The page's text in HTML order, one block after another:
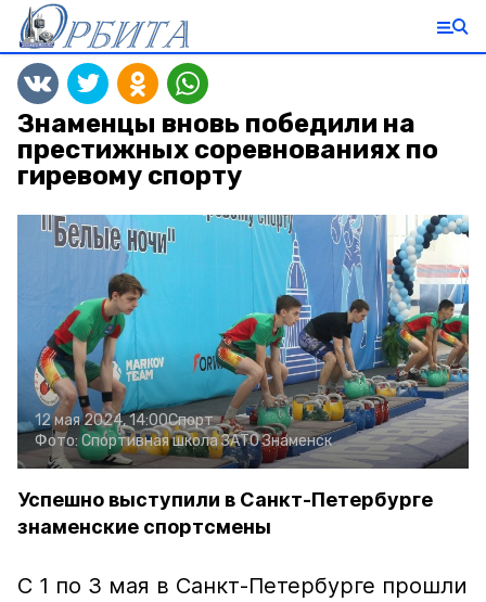
Знаменцы вновь победили на
престижных соревнованиях по
гиревому спорту
12 мая 2024, 14:00Спорт
Фото: Спортивная школа ЗАТО Знаменск
Успешно выступили в Санкт-Петербурге
знаменские спортсмены
С 1 по 3 мая в Санкт-Петербурге прошли